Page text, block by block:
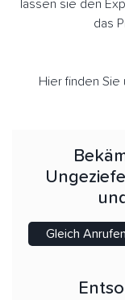
lassen sie den
das
Hier finden Sie
Gleich Anrufen